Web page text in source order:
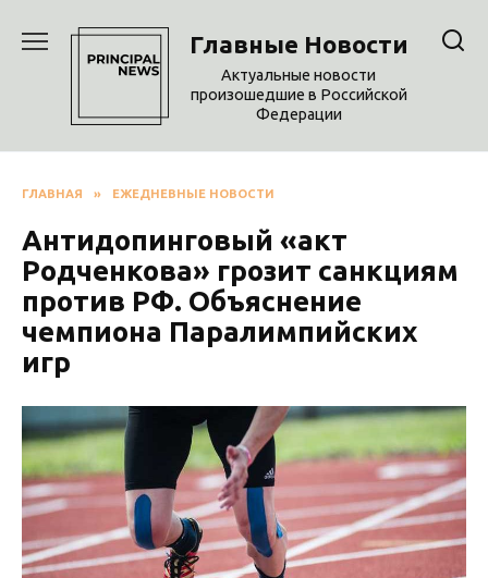
содержанию
Главные Новости
Актуальные новости
произошедшие в Российской
Федерации
ГЛАВНАЯ » ЕЖЕДНЕВНЫЕ НОВОСТИ
Антидопинговый «акт
Родченкова» грозит санкциям
против РФ. Объяснение
чемпиона Паралимпийских
игр